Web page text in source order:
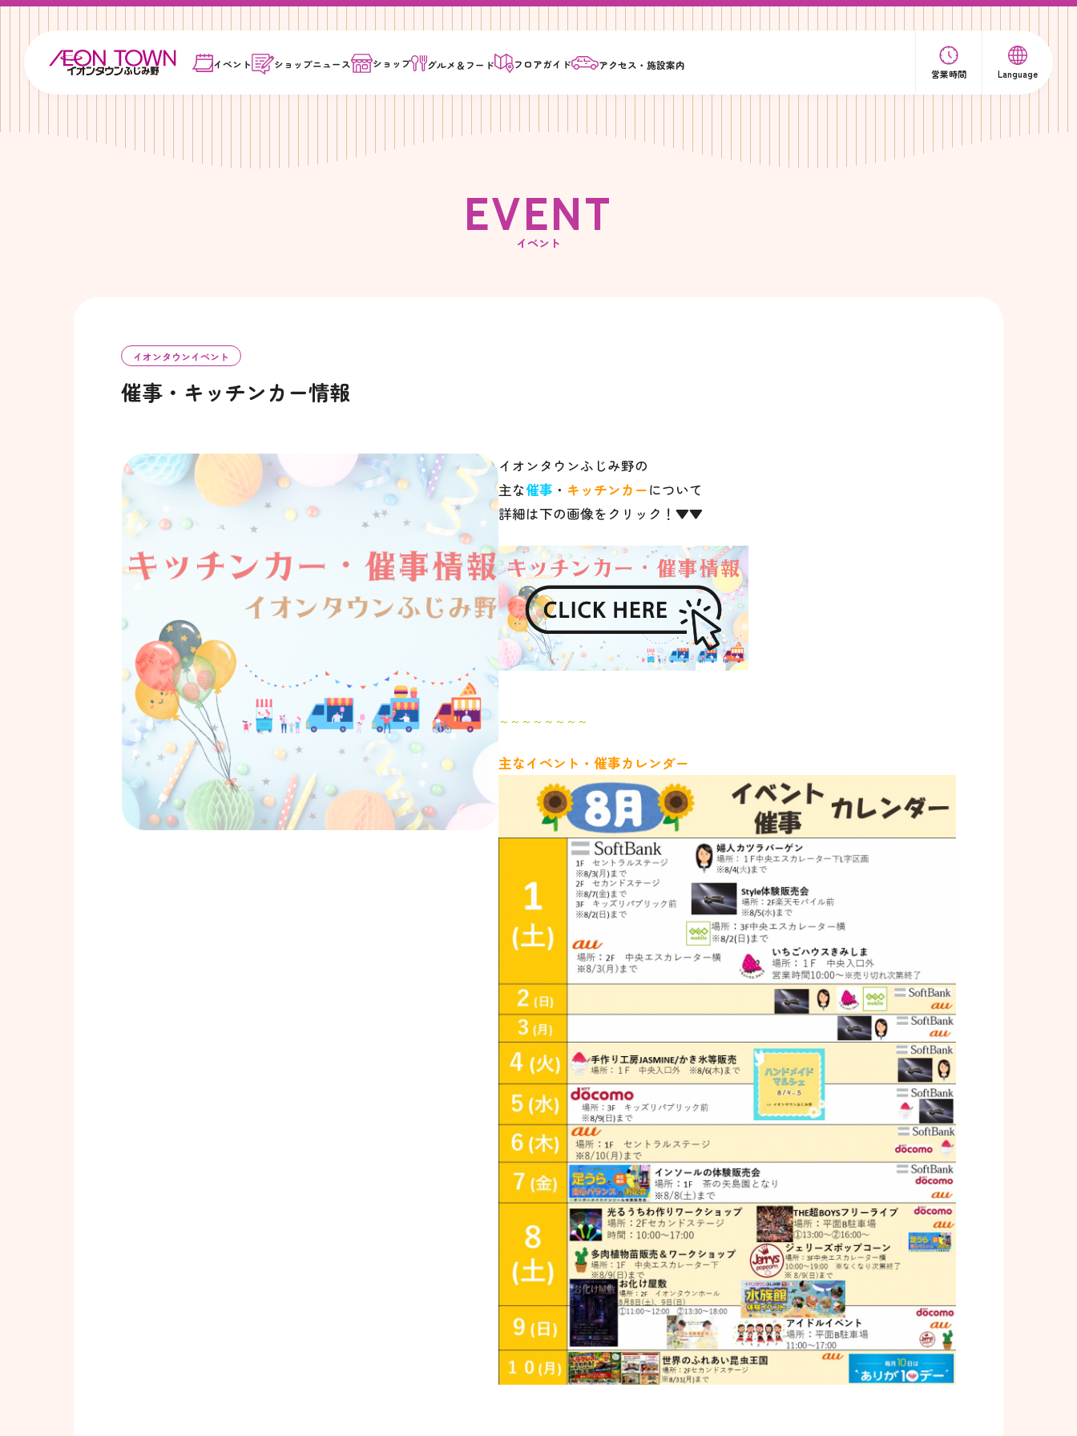
イベント ショップニュース ショップ グルメ＆ フード フロアガイド アクセス・施設案内
営業時間 Language
EVENT
イベント
イオンタウンイベント
催事・キッチンカー情報
イオンタウンふじみ野の
主な催事 ・ キッチンカーについて
詳細は下の画像をクリック！▼▼
～～～～～～～～
主なイベント・催事カレンダー